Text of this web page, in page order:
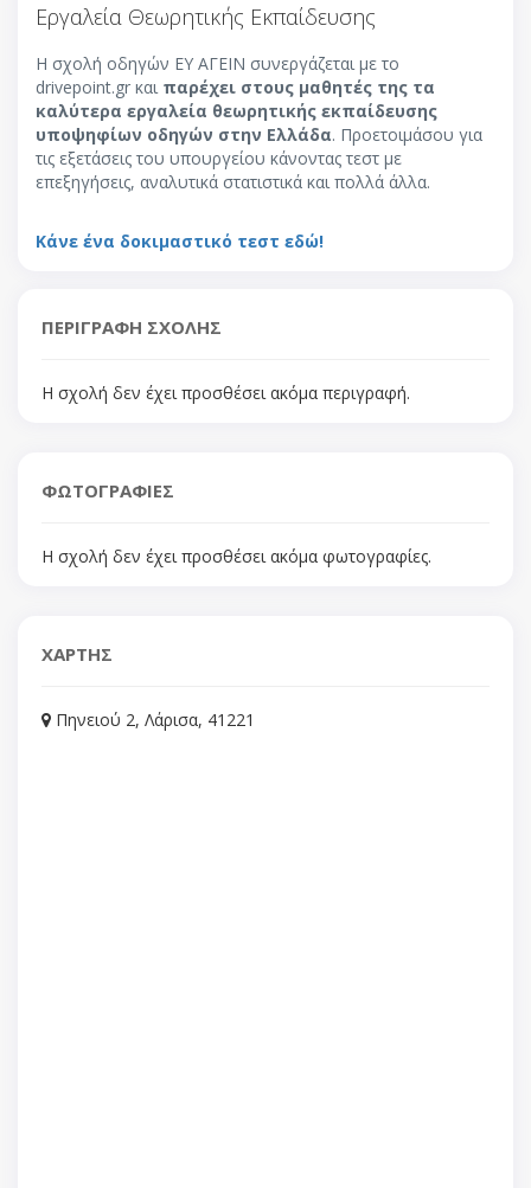
Εργαλεία Θεωρητικής Εκπαίδευσης
Η σχολή οδηγών ΕΥ ΑΓΕΙΝ συνεργάζεται με το
drivepoint.gr και παρέχει στους μαθητές της τα
καλύτερα εργαλεία θεωρητικής εκπαίδευσης
υποψηφίων οδηγών στην Ελλάδα. Προετοιμάσου για
τις εξετάσεις του υπουργείου κάνοντας τεστ με
επεξηγήσεις, αναλυτικά στατιστικά και πολλά άλλα.
Κάνε ένα δοκιμαστικό τεστ εδώ!
ΠΕΡΙΓΡΑΦΗ ΣΧΟΛΗΣ
Η σχολή δεν έχει προσθέσει ακόμα περιγραφή.
ΦΩΤΟΓΡΑΦΙΕΣ
Η σχολή δεν έχει προσθέσει ακόμα φωτογραφίες.
ΧΑΡΤΗΣ
Πηνειού 2, Λάρισα, 41221